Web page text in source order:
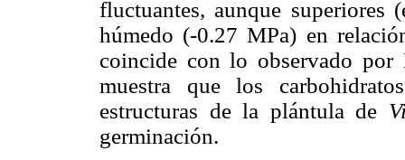
fluctuantes, aunque
húmedo (-0.27 MPa) en
coincide con lo observado
muestra que los
estructuras de la plántula de
germinación.